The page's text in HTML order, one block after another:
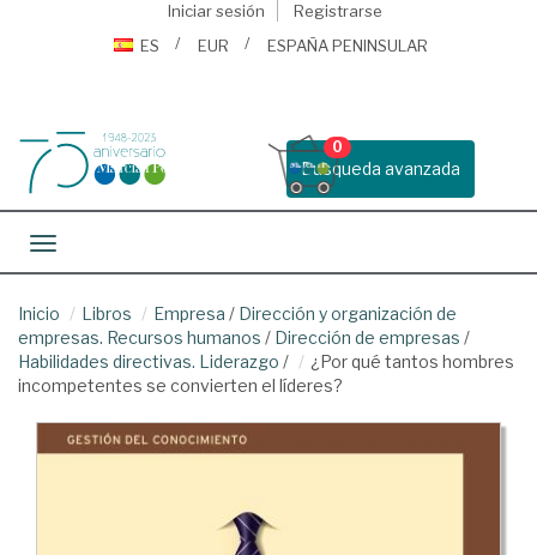
Iniciar sesión
Registrarse
ES
EUR ESPAÑA PENINSULAR
Busqueda avanzada
0
Toggle navigation
Inicio Libros Empresa / Dirección y organización de
empresas. Recursos humanos / Dirección de empresas /
Habilidades directivas. Liderazgo /
¿Por qué tantos hombres
incompetentes se convierten el líderes?